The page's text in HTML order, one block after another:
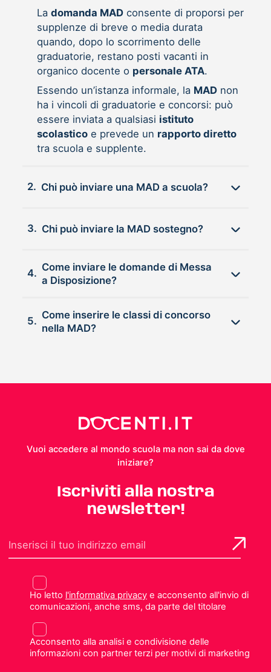
La domanda MADconsente di proporsi per
supplenze di breve o media durata
quando, dopo lo scorrimento delle
graduatorie, restano posti vacanti in
organico docente o personale ATA.
Essendo un’istanza informale, la MADnon
ha i vincoli di graduatorie e concorsi: può
essere inviata a qualsiasi istituto
scolasticoe prevede un rapporto diretto
tra scuola e supplente.
2. Chi può inviare una MAD a scuola?
3. Chi può inviare la MAD sostegno?
4.
Come inviare le domande di Messa
a Disposizione?
5.
Come inserire le classi di concorso
nella MAD?
Vuoi accedere al mondo scuola ma non sai da dove
iniziare?
Iscriviti alla nostra
newsletter!
Ho letto l'informativa privacye acconsento all'invio di
comunicazioni, anche sms, da parte del titolare
Acconsento alla analisi e condivisione delle
informazioni con partner terzi per motivi di marketing